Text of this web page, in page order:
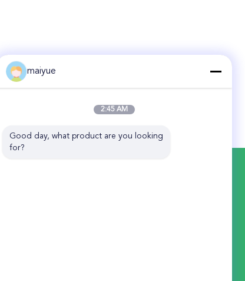
maiyue
2:45 AM
Good day, what product are you looking
for?